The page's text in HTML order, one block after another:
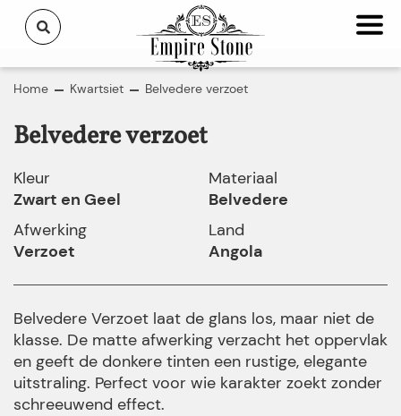
Home Kwartsiet Belvedere verzoet
Belvedere verzoet
Kleur
Zwart en Geel
Afwerking
Verzoet
Materiaal
Belvedere
Land
Angola
Belvedere Verzoet laat de glans los, maar niet de
klasse. De matte afwerking verzacht het oppervlak
en geeft de donkere tinten een rustige, elegante
uitstraling. Perfect voor wie karakter zoekt zonder
schreeuwend effect.